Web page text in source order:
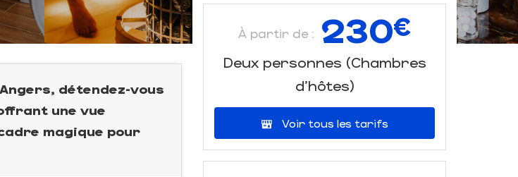
détendez-vous
une vue
magique pour
À partir de : 230€
Deux personnes (Chambres
d'hôtes)
Voir tous les tarifs